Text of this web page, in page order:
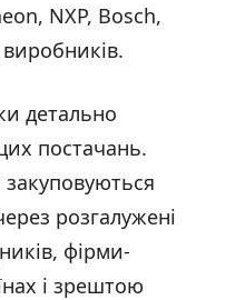
NXP, Bosch,
детально
постачань.
розгалужені
фірми-
і зрештою